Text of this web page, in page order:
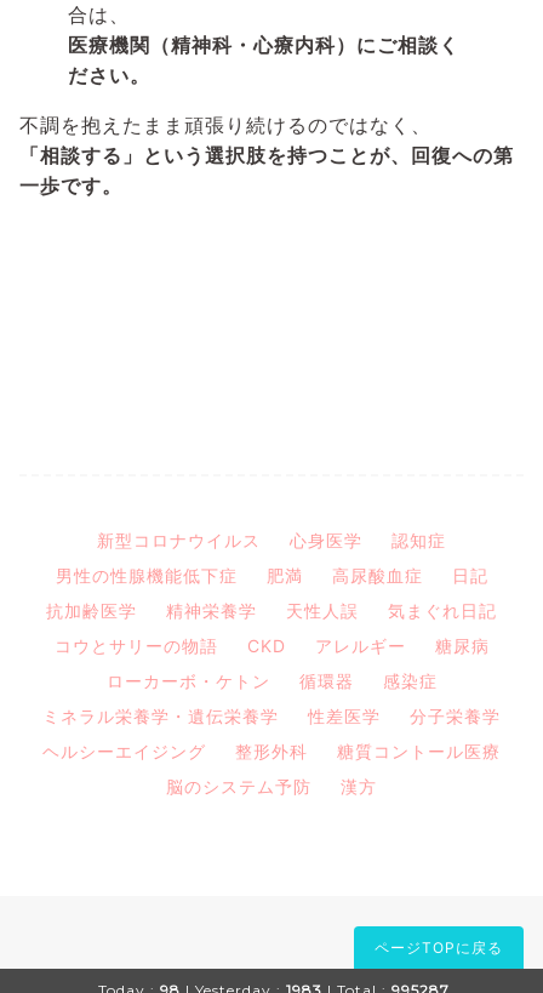
合は、
医療機関（精神科・心療内科）にご相談く
ださい。
不調を抱えたまま頑張り続けるのではなく、
「相談する」という選択肢を持つことが、回復への第
一歩です。
新型コロナウイルス 心身医学
認知症
男性の性腺機能低下症
肥満 高尿酸血症
日記
抗加齢医学
精神栄養学 天性人誤
気まぐれ日記
コウとサリーの物語
CKD アレルギー
糖尿病
ローカーボ・ケトン
循環器
感染症
ミネラル栄養学・遺伝栄養学
性差医学
分子栄養学
ヘルシーエイジング
整形外科
糖質コントール医療
脳のシステム予防
漢方
ページTOPに戻る